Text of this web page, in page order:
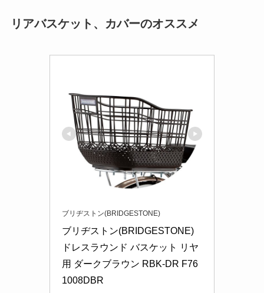
リアバスケット、カバーのオススメ
ブリヂストン(BRIDGESTONE)
ブリヂストン(BRIDGESTONE)
ドレスラウンド バスケット リヤ
用 ダークブラウン RBK-DR F76
1008DBR